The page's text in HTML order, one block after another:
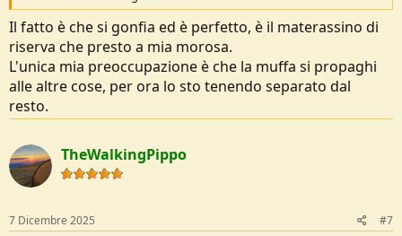
Il fatto è che si gonfia ed è perfetto, è il materassino di
riserva che presto a mia morosa.
L'unica mia preoccupazione è che la muffa si propaghi
alle altre cose, per ora lo sto tenendo separato dal
resto.
TheWalkingPippo
7 Dicembre 2025 #7